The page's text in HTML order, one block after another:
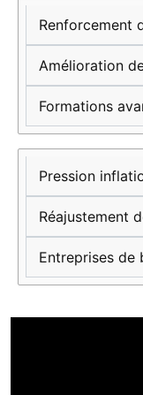
Renforcement
Amélioration
Formations
Pression
Réajustement
Entreprises de